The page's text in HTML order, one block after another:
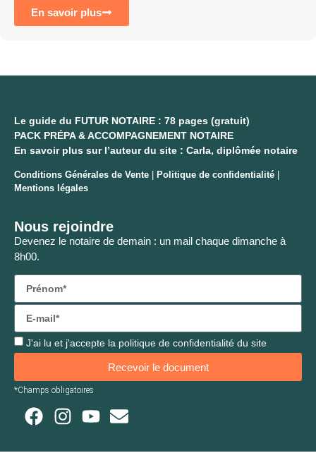
En savoir plus
Le guide du FUTUR NOTAIRE : 78 pages (gratuit)
PACK PRÉPA & ACCOMPAGNEMENT NOTAIRE
En savoir plus sur l’auteur du site : Carla, diplômée notaire
Conditions Générales de Vente Politique de confidentialité
Mentions légales
Nous rejoindre
Devenez le notaire de demain : un mail chaque dimanche à
8h00.
J'ai lu et j'accepte la politique de confidentialité du site
Recevoir le document
*Champs obligatoires